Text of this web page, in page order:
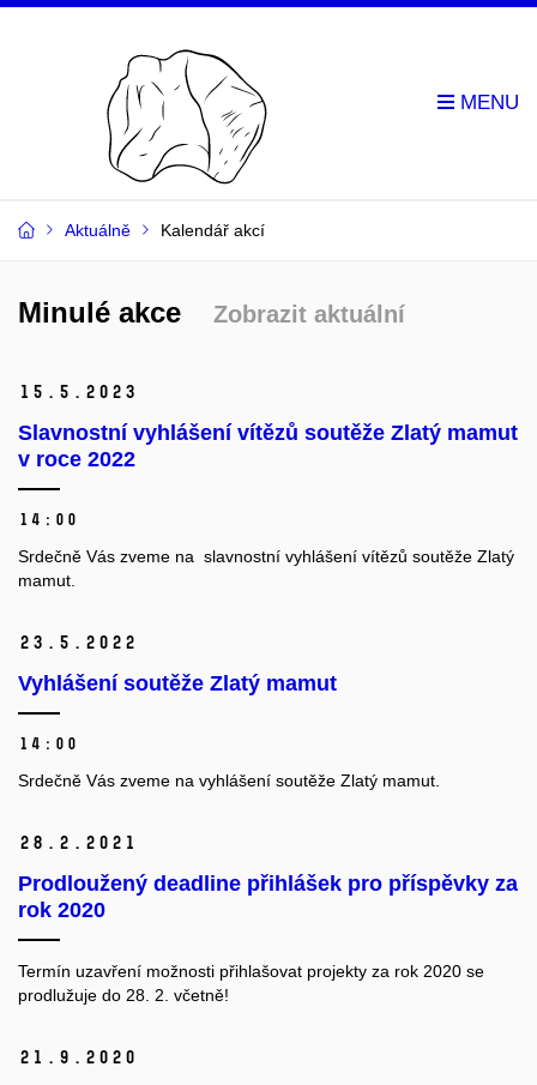
Aktuálně Kalendář akcí
Minulé akce Zobrazit aktuální
15. 5. 2023
Slavnostní vyhlášení vítězů soutěže Zlatý mamut
v roce 2022
14:00
Srdečně Vás zveme na slavnostní vyhlášení vítězů soutěže Zlatý
mamut.
23. 5. 2022
Vyhlášení soutěže Zlatý mamut
14:00
Srdečně Vás zveme na vyhlášení soutěže Zlatý mamut.
28. 2. 2021
Prodloužený deadline přihlášek pro příspěvky za
rok 2020
Termín uzavření možnosti přihlašovat projekty za rok 2020 se
prodlužuje do 28. 2. včetně!
21. 9. 2020